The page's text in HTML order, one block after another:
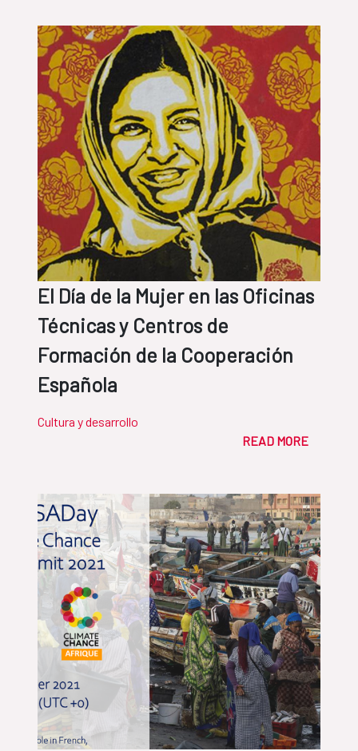
El Día de la Mujer en las Oficinas
Técnicas y Centros de
Formación de la Cooperación
Española
Cultura y desarrollo
READ MORE